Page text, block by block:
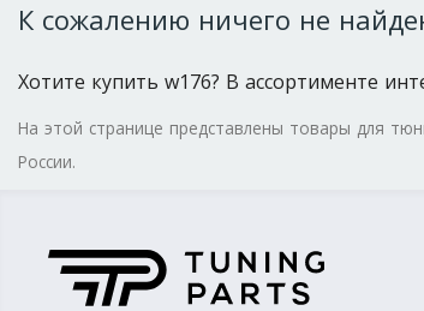
К сожалению ничего не
Хотите купить w176? В ассортименте
На этой странице представлены товары для
России.